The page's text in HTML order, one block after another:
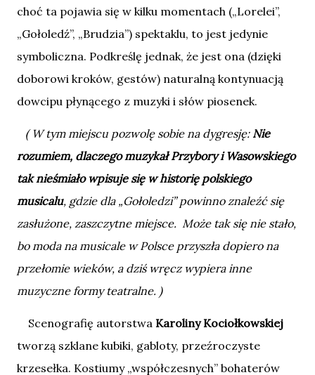
choć ta pojawia się w kilku momentach („Lorelei”,
„Gołoledź”, „Brudzia”) spektaklu, to jest jedynie
symboliczna. Podkreślę jednak, że jest ona (dzięki
doborowi kroków, gestów) naturalną kontynuacją
dowcipu płynącego z muzyki i słów piosenek.
( W tym miejscu pozwolę sobie na dygresję: Nie
rozumiem, dlaczego muzykał Przybory i Wasowskiego
tak nieśmiało wpisuje się w historię polskiego
musicalu, gdzie dla „Gołoledzi” powinno znaleźć się
zasłużone, zaszczytne miejsce. Może tak się nie stało,
bo moda na musicale w Polsce przyszła dopiero na
przełomie wieków, a dziś wręcz wypiera inne
muzyczne formy teatralne. )
Scenografię autorstwa Karoliny Kociołkowskiej
tworzą szklane kubiki, gabloty, przeźroczyste
krzesełka. Kostiumy „współczesnych” bohaterów